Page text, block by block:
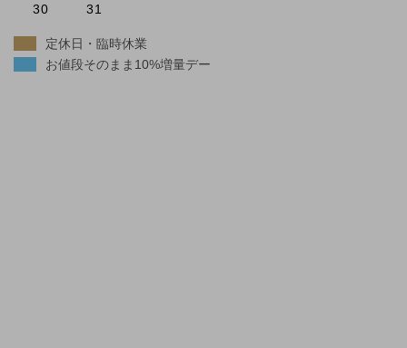
30 31
定休日・臨時休業
お値段そのまま10%増量デー